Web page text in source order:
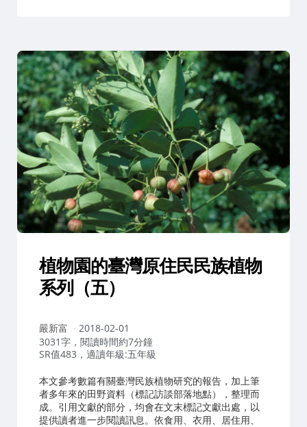
植物園的臺灣原住民民族植物
系列（五）
作
者：
嚴新富
2018-02-01
3031字，閱讀時間約7分鐘
SR值483，適讀年級:五年級
本文參考數篇有關臺灣民族植物研究的報告，加上筆
者多年來的田野資料（標記訪談部落地點），整理而
成。引用文獻的部分，均會在文末標記文獻出處，以
提供讀者進一步閱讀訊息。依食用、衣用、居住用、